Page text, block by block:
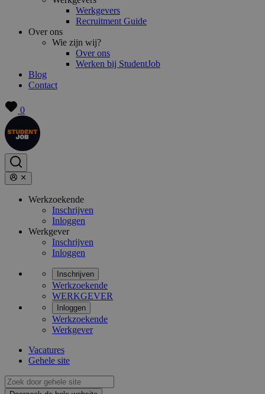
Werkgevers
Recruitment Guide
Over ons
Wie zijn wij?
Over ons
Werken bij StudentJob
Blog
Contact
0
Werkzoekende
Inschrijven
Inloggen
Werkgever
Inschrijven
Inloggen
Inschrijven
Werkzoekende
WERKGEVER
Inloggen
Werkzoekende
Werkgever
Vacatures
Gehele site